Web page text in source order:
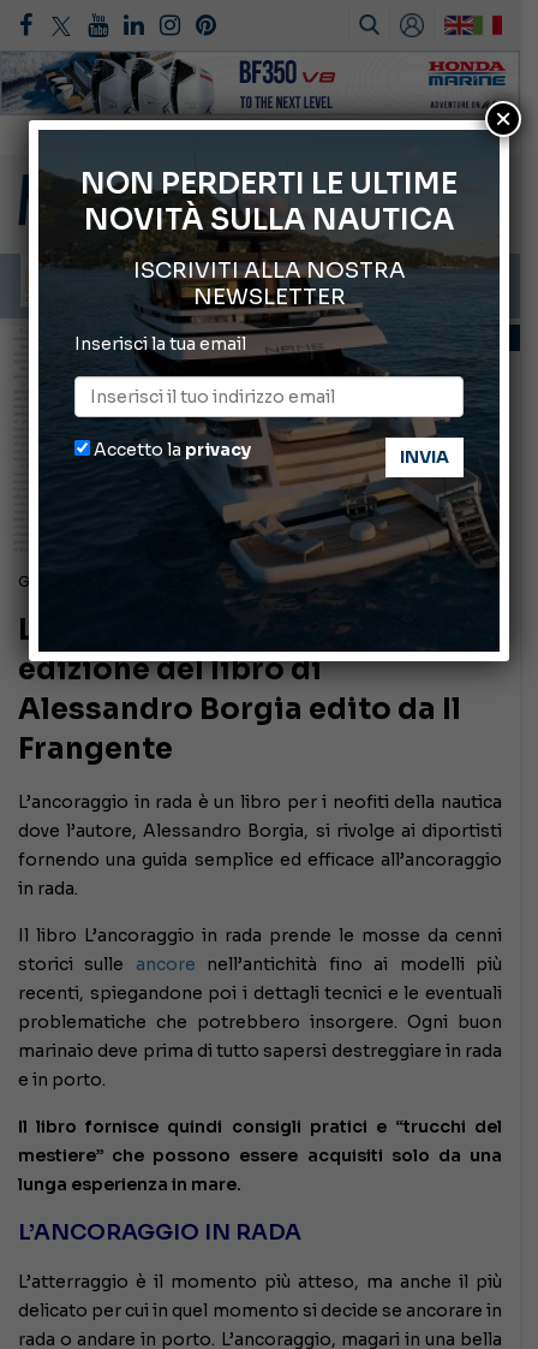
Gommoni Callegari acquisisce Geniuss
66° Salone Nautico Internazionale di Genova
Svelati i Mondiali di Wakeboard 2026
Cannes Yachting Festival 2026: tutte le novità attese a settembre
Montecristo Yachting, l’orologio per il diportista
Giugno 28, 2021
INFORMANDO
L’ancoraggio in rada: seconda
edizione del libro di
Alessandro Borgia edito da Il
Frangente
L’ancoraggio in rada è un libro per i neofiti della nautica
dove l’autore, Alessandro Borgia, si rivolge ai diportisti
fornendo una guida semplice ed efficace all’ancoraggio
in rada.
Il libro L’ancoraggio in rada prende le mosse da cenni
storici sulle ancore nell’antichità fino ai modelli più
recenti, spiegandone poi i dettagli tecnici e le eventuali
problematiche che potrebbero insorgere. Ogni buon
marinaio deve prima di tutto sapersi destreggiare in rada
e in porto.
Il libro fornisce quindi consigli pratici e “trucchi del
mestiere” che possono essere acquisiti solo da una
lunga esperienza in mare.
L’ANCORAGGIO IN RADA
L’atterraggio è il momento più atteso, ma anche il più
delicato per cui in quel momento si decide se ancorare in
rada o andare in porto. L’ancoraggio, magari in una bella
NON PERDERTI LE ULTIME
NOVITÀ SULLA NAUTICA
ISCRIVITI ALLA NOSTRA
NEWSLETTER
Inserisci la tua email
Accetto la privacy
×